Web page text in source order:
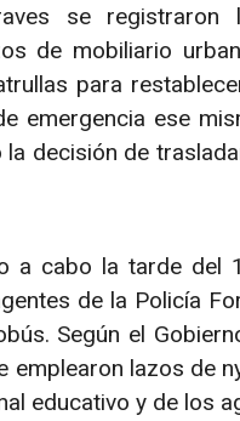
se
de mobiliario
para
emergencia ese
la decisión de
a cabo la tarde
de la Policía
Según el
emplearon lazos de
educativo y de los